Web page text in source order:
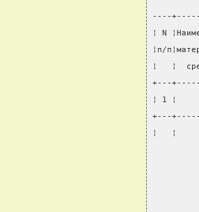
----
¦ N
¦п/
¦   ¦
+---
¦ 1 ¦
+---
¦   ¦